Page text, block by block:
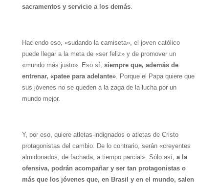
sacramentos y servicio a los demás.
Haciendo eso, «sudando la camiseta», el joven católico
puede llegar a la meta de «ser feliz» y de promover un
«mundo más justo». Eso sí, siempre que, además de
entrenar, «patee para adelante». Porque el Papa quiere que
sus jóvenes no se queden a la zaga de la lucha por un
mundo mejor.
Y, por eso, quiere atletas-indignados o atletas de Cristo
protagonistas del cambio. De lo contrario, serán «creyentes
almidonados, de fachada, a tiempo parcial». Sólo así, a la
ofensiva, podrán acompañar y ser tan protagonistas o
más que los jóvenes que, en Brasil y en el mundo, salen